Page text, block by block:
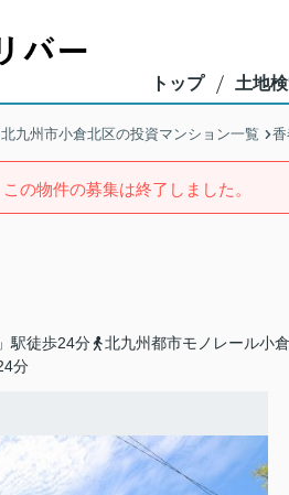
トップ 土地
北九州市小倉北区の投資マンション一覧
この物件の募集は終了しました。
駅徒歩24分
北九州都市モノレール小
分